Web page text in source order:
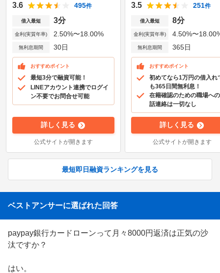
3.6 495件
借入最短 3分
金利(実質年率) 2.50%〜18.00%
無利息期間 30日
おすすめポイント
最短3分で融資可能！
LINEアカウント連携でログイ
ン不要でお問合せ可能
詳しく見る
公式サイトが開きます
3.5 251件
借入最短 8分
金利(実質年率) 4.50%〜
無利息期間 365日
おすすめポイント
初めてなら1万円の借入れ
も365日間無利息！
在籍確認のための職場へ
話連絡は一切なし
詳しく見る
公式サイトが開きます
最短即日融資ランキングを見る
ベストアンサーに選ばれた回答
paypay銀行カードローンって月々8000円返済は正気の沙
汰ですか？
はい。